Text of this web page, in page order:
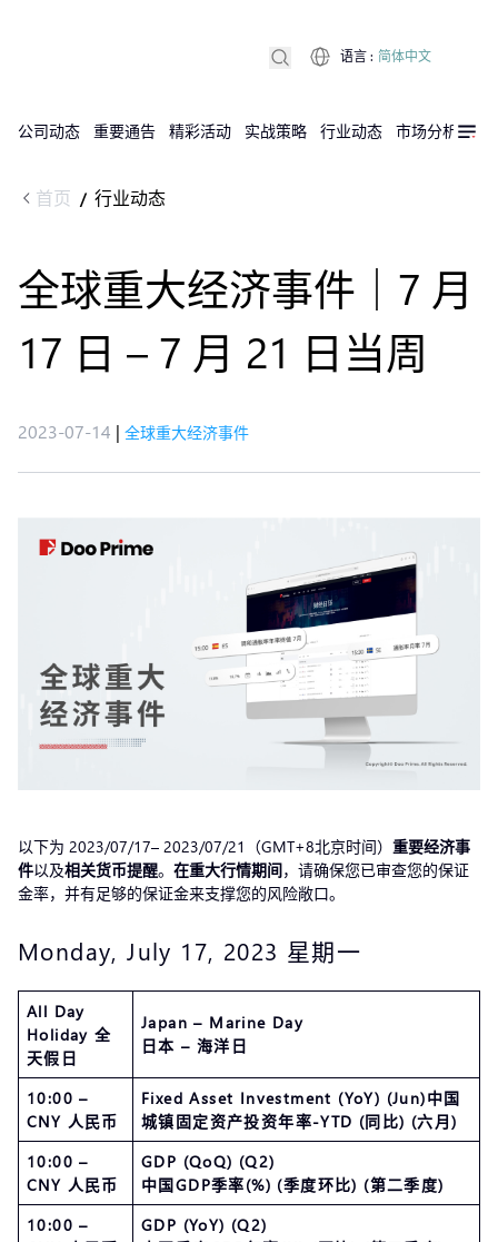
公司动态 重要通告 精彩活动 实战策略 行业动态 市场分析
语言 : 简体中文
首页 / 行业动态
全球重大经济事件｜7 月
17 日 – 7 月 21 日当周
2023-07-14 | 全球重大经济事件
以下为 2023/07/17– 2023/07/21（GMT+8北京时间） 重要经济事
件以及相关货币提醒。 在重大行情期间，请确保您已审查您的保证
金率，并有足够的保证金来支撑您的风险敞口。
Monday, July 17, 2023 星期一
All Day
Holiday 全
天假日
Japan – Marine Day
日本 – 海洋日
10:00 –
CNY 人民币
Fixed Asset Investment (YoY) (Jun)中国
城镇固定资产投资年率-YTD (同比) (六月)
10:00 –
CNY 人民币
GDP (QoQ) (Q2)
中国GDP季率(%) (季度环比) (第二季度)
10:00 –
GDP (YoY) (Q2)